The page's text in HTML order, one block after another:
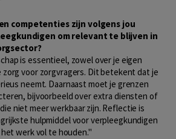
competenties zijn volgens jou
om relevant te blijven in
is essentieel, zowel over je eigen
voor zorgvragers. Dit betekent dat je
neemt. Daarnaast moet je grenzen
bijvoorbeeld over extra diensten of
niet meer werkbaar zijn. Reflectie is
hulpmiddel voor verpleegkundigen
werk vol te houden."